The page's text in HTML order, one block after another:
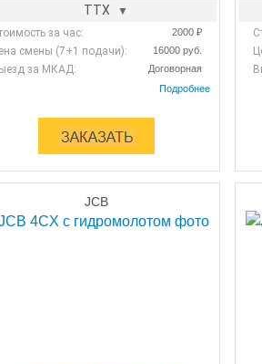
ТТХ
за час: 2000 ₽
смены (7+1 подачи): 16000 руб.
за МКАД: Договорная
JCB